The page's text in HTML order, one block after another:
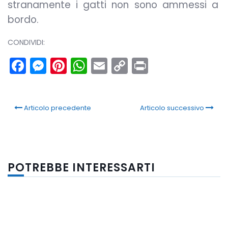
stranamente i gatti non sono ammessi a
bordo.
CONDIVIDI:
Facebook
Messenger
Pinterest
WhatsApp
Email
Copy
Link
Articolo precedente Articolo successivo
POTREBBE INTERESSARTI